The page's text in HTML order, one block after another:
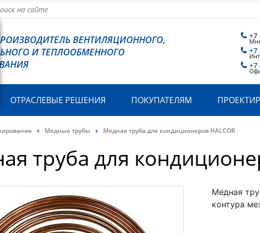
ВЕНТИЛЯЦИОННОГО,
И ТЕПЛООБМЕННОГО
+7
+7
+7
ОТРАСЛЕВЫЕ РЕШЕНИЯ ПОКУПАТЕЛЯМ
Медные трубы Медная труба для кондиционеров HALCOR
труба для
Медная
контура